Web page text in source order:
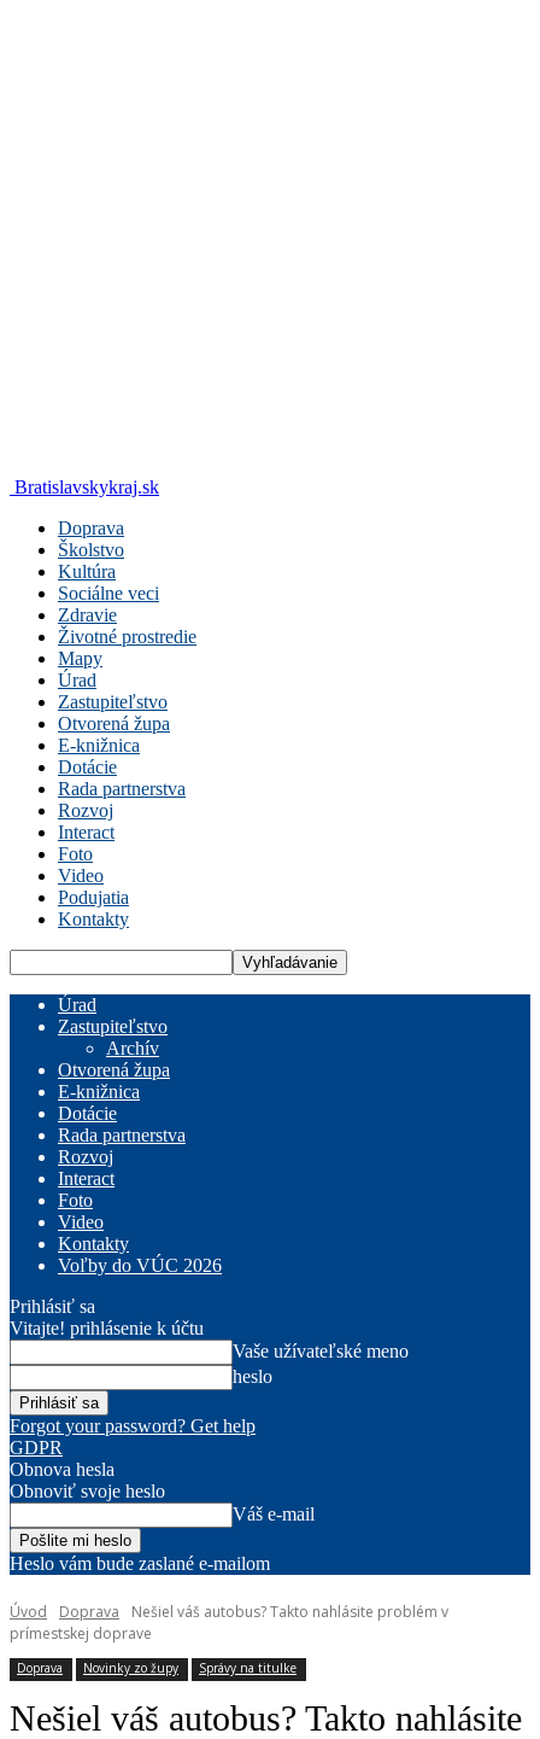
Bratislavskykraj.sk
Doprava
Školstvo
Kultúra
Sociálne veci
Zdravie
Životné prostredie
Mapy
Úrad
Zastupiteľstvo
Otvorená župa
E-knižnica
Dotácie
Rada partnerstva
Rozvoj
Interact
Foto
Video
Podujatia
Kontakty
Úrad
Zastupiteľstvo
Archív
Otvorená župa
E-knižnica
Dotácie
Rada partnerstva
Rozvoj
Interact
Foto
Video
Kontakty
Voľby do VÚC 2026
Prihlásiť sa
Vitajte! prihlásenie k účtu
Vaše užívateľské meno
heslo
Forgot your password? Get help
GDPR
Obnova hesla
Obnoviť svoje heslo
Váš e-mail
Heslo vám bude zaslané e-mailom
Úvod Doprava
Nešiel váš autobus? Takto nahlásite problém v
prímestskej doprave
Doprava Novinky zo župy Správy na titulke
Nešiel váš autobus? Takto nahlásite